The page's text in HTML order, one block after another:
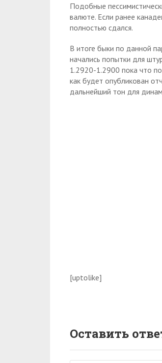
Подобные
валюте. Если ранее
полностью сдался.
В итоге быки по данной
начались попытки для
1.2920-1.2900 пока что
как будет опубликован
дальнейший тон для
[uptolike]
Оставить